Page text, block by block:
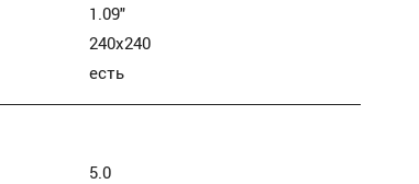
1.09″
240х240
есть
5.0